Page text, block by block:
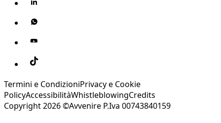
Termini e CondizioniPrivacy e Cookie
PolicyAccessibilitàWhistleblowingCredits
Copyright 2026 ©Avvenire P.Iva 00743840159